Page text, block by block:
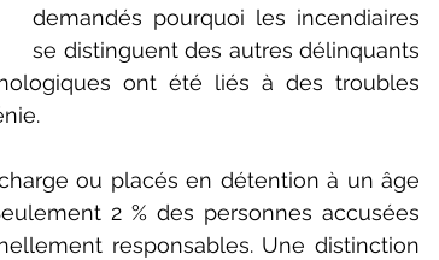
demandés pourquoi les incendiaires
se distinguent des autres délinquants
ont été liés à des troubles
ou placés en détention à un âge
2 % des personnes accusées
responsables. Une distinction